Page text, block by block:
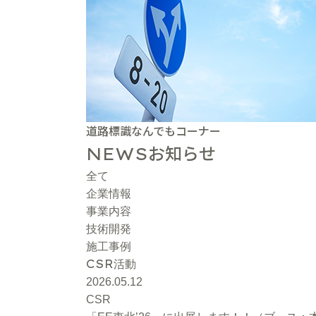
道路標識なんでもコーナー
NEWSお知らせ
全て
企業情報
事業内容
技術開発
施工事例
CSR活動
2026.05.12
CSR